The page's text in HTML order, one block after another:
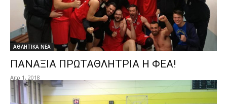
ΑΘΛΗΤΙΚΑ ΝΕΑ
ΠΑΝΑΞΙΑ ΠΡΩΤΑΘΛΗΤΡΙΑ Η ΦΕΑ!
Απρ 1, 2018